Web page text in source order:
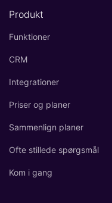
Produkt
Funktioner
CRM
Integrationer
Priser og planer
Sammenlign planer
Ofte stillede spørgsmål
Kom i gang